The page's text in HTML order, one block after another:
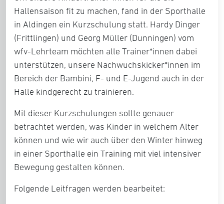
Hallensaison fit zu machen, fand in der Sporthalle
in Aldingen ein Kurzschulung statt. Hardy Dinger
(Frittlingen) und Georg Müller (Dunningen) vom
wfv-Lehrteam möchten alle Trainer*innen dabei
unterstützen, unsere Nachwuchskicker*innen im
Bereich der Bambini, F- und E-Jugend auch in der
Halle kindgerecht zu trainieren.
Mit dieser Kurzschulungen sollte genauer
betrachtet werden, was Kinder in welchem Alter
können und wie wir auch über den Winter hinweg
in einer Sporthalle ein Training mit viel intensiver
Bewegung gestalten können.
Folgende Leitfragen werden bearbeitet: